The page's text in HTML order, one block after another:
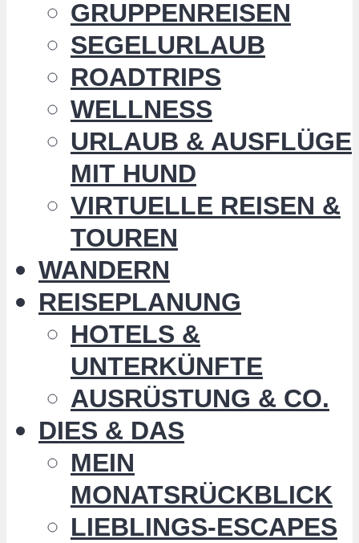
GRUPPENREISEN
SEGELURLAUB
ROADTRIPS
WELLNESS
URLAUB & AUSFLÜGE
MIT HUND
VIRTUELLE REISEN &
TOUREN
WANDERN
REISEPLANUNG
HOTELS &
UNTERKÜNFTE
AUSRÜSTUNG & CO.
DIES & DAS
MEIN
MONATSRÜCKBLICK
LIEBLINGS-ESCAPES